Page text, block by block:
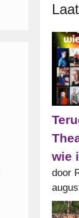
wie
door